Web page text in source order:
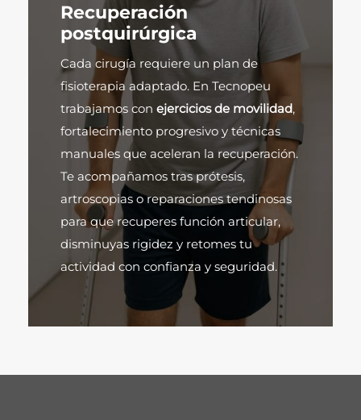
Recuperación
postquirúrgica
Cada cirugía requiere un plan de
fisioterapia adaptado. En Tecnopeu
trabajamos con ejercicios de movilidad,
fortalecimiento progresivo y técnicas
manuales que aceleran la recuperación.
Te acompañamos tras prótesis,
artroscopias o reparaciones tendinosas
para que recuperes función articular,
disminuyas rigidez y retomes tu
actividad con confianza y seguridad.